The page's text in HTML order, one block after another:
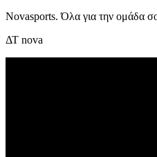
Novasports. Όλα για την ομάδα
ΔΤ nova